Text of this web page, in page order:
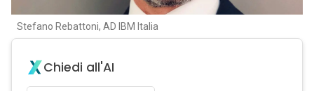
Stefano Rebattoni, AD IBM Italia
Chiedi all'AI